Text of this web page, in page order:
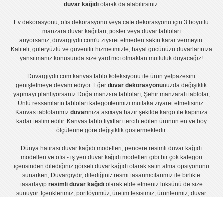
duvar kağıdıolarak da alabilirsiniz.
Ev dekorasyonu ,ofis dekorasyonu veyacafe dekorasyonu için3 boyutlu
manzara duvar kağıtları, posterveya duvar tabloları
arıyorsanız, duvargiydir.com'u ziyaret etmeden sakın karar vermeyin.
Kaliteli, güleryüzlü ve güvenilir hizmetimizle, hayal gücünüzü duvarlarınıza
yansıtmanız konusunda size yardımcı olmaktan mutluluk duyacağız!
Duvargiydir.comkanvas tablo koleksiyonu ile ürün yelpazesini
genişletmeye devam ediyor. Eğerduvar dekorasyonunuzda değişiklik
yapmayı planlıyorsanız Doğa manzara tabloları, Şehir manzaralı tablolar,
Ünlü ressamların tabloları kategorilerimizi mutlaka ziyaret etmelisiniz.
Kanvas tablolarımız duvarınıza asmaya hazır şekilde kargo ile kapınıza
kadar teslim edilir. Kanvas tablo fiyatlarıtercih edilen ürünün en ve boy
ölçülerine göre değişiklik göstermektedir.
Dünya hatirası duvar kağıdı modelleri ,pencere resimli duvar kağıdı
modelleri ve ofis - iş yeri duvar kağıdı modelleri gibi bir çok kategori
içerisinden dilediğiniz görseli duvar kağıdı olarak satın alma opsiyonunu
sunarken; Duvargiydir, dilediğiniz resmi tasarımcılarımız ile birlikte
tasarlayıp resimli duvar kağıdıolarak elde etmeniz lüksünü de size
sunuyor. İçeriklerimiz, portföyümüz, üretim tesisimiz, ürünlerimiz, duvar